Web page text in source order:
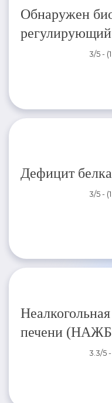
Обнаружен
3/5 -
Дефицит
3/5 -
печени
3.3/5